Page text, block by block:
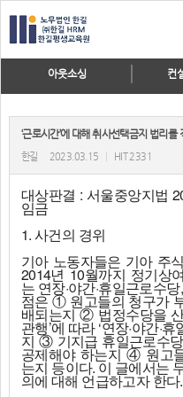
아웃소싱 컨
‘근로시간’에 대해 취사선택금지 법리를
한길 2023.03.15 HIT 2331
대상판결 : 서울중앙지법
임금
1. 사건의 경위
기아 노동자들은 기아 주
2014년 10월까지 정기상
는 연장·야간·휴일근로수
점은 ① 원고들의 청구가
배되는지 ② 법정수당을 산
관행’에 따라 ‘연장·야간·
지 ③ 기지급 휴일근로수
공제해야 하는지 ④ 원고
는지 등이다. 이 글에서는
의에 대해 언급하고자 한다.